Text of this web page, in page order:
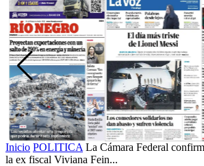
Inicio POLITICA La Cámara Federal
la ex fiscal Viviana Fein...